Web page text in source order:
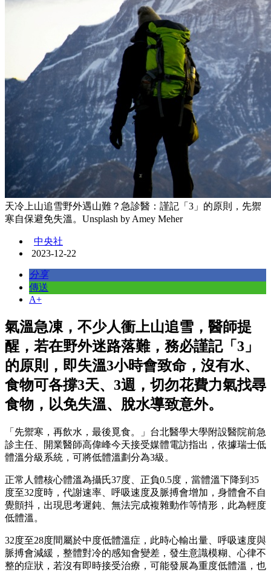
天冷上山追雪野外遇山難？急診醫：謹記「3」的原則，先禦
寒自保避免失溫。Unsplash by Amey Meher
中央社
2023-12-22
分享
傳送
A+
氣溫急凍，不少人衝上山追雪，醫師提
醒，若在野外迷路落難，務必謹記「3」
的原則，即失溫3小時會致命，沒有水、
食物可各撐3天、3週，切勿花費力氣找尋
食物，以免失溫、脫水導致意外。
「先禦寒，再飲水，最後覓食。」台北醫學大學附設醫院前急
診主任、開業醫師高偉峰今天接受媒體電訪指出，依據瑞士低
體溫分級系統，可將低體溫劃分為3級。
正常人體核心體溫為攝氏37度、正負0.5度，當體溫下降到35
度至32度時，代謝速率、呼吸速度及脈搏會增加，身體會不自
覺顫抖，出現思考遲鈍、無法完成複雜動作等情形，此為輕度
低體溫。
32度至28度間屬於中度低體溫症，此時心輸出量、呼吸速度與
脈搏會減緩，整體對冷的感知會變差，發生意識模糊、心律不
整的症狀，若沒有即時接受治療，可能發展為重度低體溫，也